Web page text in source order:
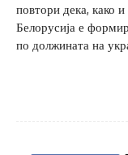
повтори дека, како
Белорусија е
по должината на